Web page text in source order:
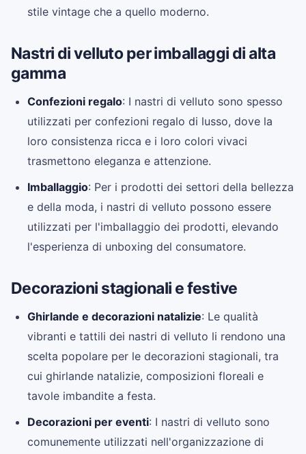
stile vintage che a quello moderno.
Nastri di velluto per imballaggi di alta
gamma
Confezioni regalo: I nastri di velluto sono spesso
utilizzati per confezioni regalo di lusso, dove la
loro consistenza ricca e i loro colori vivaci
trasmettono eleganza e attenzione.
Imballaggio: Per i prodotti dei settori della bellezza
e della moda, i nastri di velluto possono essere
utilizzati per l'imballaggio dei prodotti, elevando
l'esperienza di unboxing del consumatore.
Decorazioni stagionali e festive
Ghirlande e decorazioni natalizie: Le qualità
vibranti e tattili dei nastri di velluto li rendono una
scelta popolare per le decorazioni stagionali, tra
cui ghirlande natalizie, composizioni floreali e
tavole imbandite a festa.
Decorazioni per eventi: I nastri di velluto sono
comunemente utilizzati nell'organizzazione di